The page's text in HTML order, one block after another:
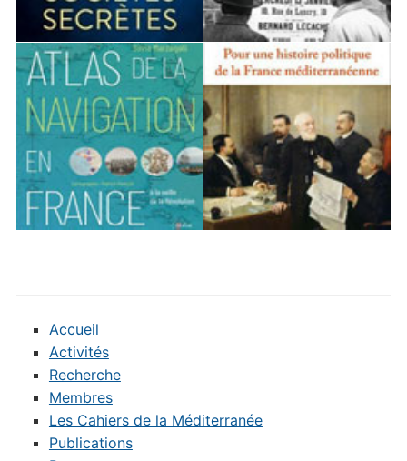
Accueil
Activités
Recherche
Membres
Les Cahiers de la Méditerranée
Publications